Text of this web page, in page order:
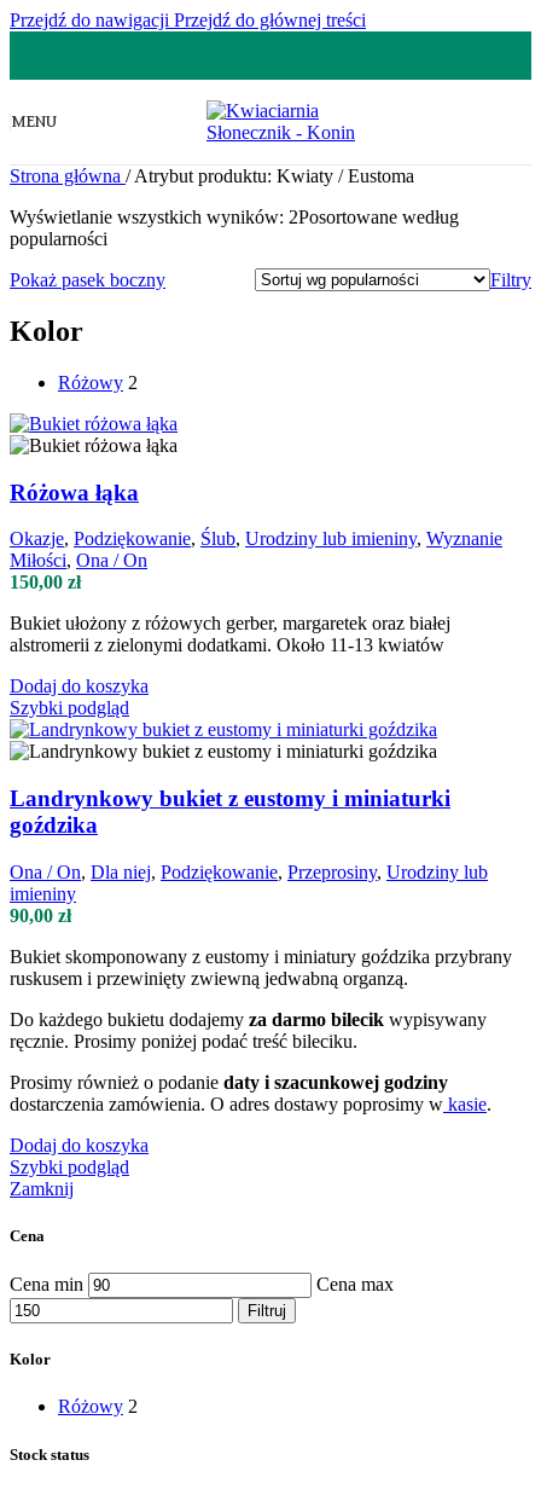
Przejdź do nawigacji Przejdź do głównej treści
MENU
Strona główna / Atrybut produktu: Kwiaty / Eustoma
Wyświetlanie wszystkich wyników: 2Posortowane według
popularności
Pokaż pasek boczny
Filtry
Kolor
Różowy 2
Różowa łąka
Okazje, Podziękowanie, Ślub, Urodziny lub imieniny, Wyznanie
Miłości, Ona / On
150,00 zł
Bukiet ułożony z różowych gerber, margaretek oraz białej
alstromerii z zielonymi dodatkami. Około 11-13 kwiatów
Dodaj do koszyka
Szybki podgląd
Landrynkowy bukiet z eustomy i miniaturki
goździka
Ona / On, Dla niej, Podziękowanie, Przeprosiny, Urodziny lub
imieniny
90,00 zł
Bukiet skomponowany z eustomy i miniatury goździka przybrany
ruskusem i przewinięty zwiewną jedwabną organzą.
Do każdego bukietu dodajemy za darmo bilecik wypisywany
ręcznie. Prosimy poniżej podać treść bileciku.
Prosimy również o podanie daty i szacunkowej godziny
dostarczenia zamówienia. O adres dostawy poprosimy w kasie.
Dodaj do koszyka
Szybki podgląd
Zamknij
Cena
Cena min Cena max
Filtruj
Kolor
Różowy 2
Stock status